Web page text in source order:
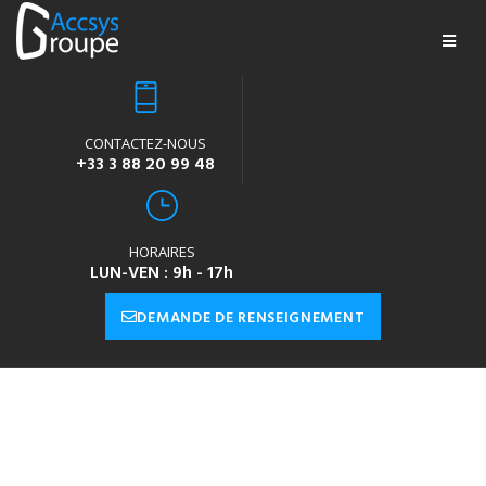
CONTACTEZ-NOUS
+33 3 88 20 99 48
HORAIRES
LUN-VEN : 9h - 17h
DEMANDE DE RENSEIGNEMENT